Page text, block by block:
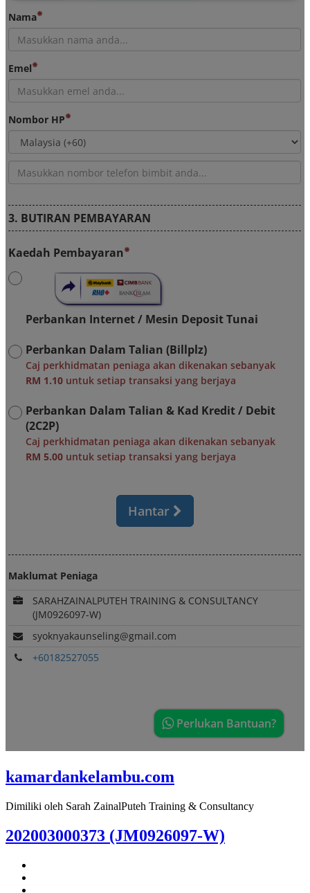
kamardankelambu.com
Dimiliki oleh Sarah ZainalPuteh Training & Consultancy
202003000373 (JM0926097-W)